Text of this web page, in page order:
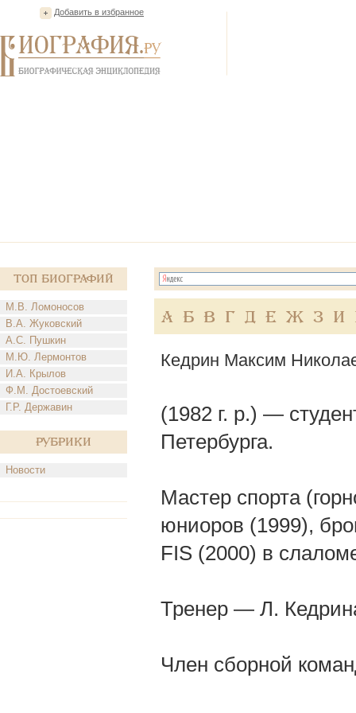
Добавить в избранное
Топ Биографий
М.В. Ломоносов
В.А. Жуковский
А.С. Пушкин
М.Ю. Лермонтов
И.А. Крылов
Ф.М. Достоевский
Г.Р. Державин
Рубрики
Новости
А Б В Г Д Е Ж З И
Кедрин Максим
(1982 г. р.) —
Петербурга.
Мастер спорта
юниоров (1999),
FIS (2000) в
Тренер — Л.
Член сборной